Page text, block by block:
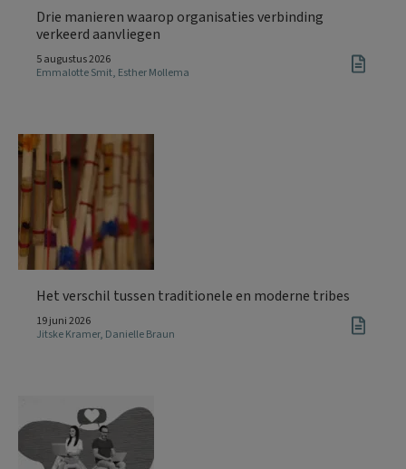
Drie manieren waarop organisaties verbinding
verkeerd aanvliegen
5 augustus 2026
Emmalotte Smit, Esther Mollema
Het verschil tussen traditionele en moderne tribes
19 juni 2026
Jitske Kramer, Danielle Braun